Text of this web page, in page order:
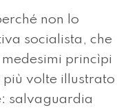
non lo
socialista, che
princìpi
più volte illustrato
salvaguardia